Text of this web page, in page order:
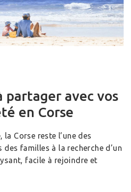
partager avec vos
en Corse
la Corse reste l’une des
familles à la recherche d’un
facile à rejoindre et